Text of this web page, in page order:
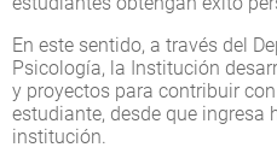
En este sentido, a través del
Psicología, la Institución
y proyectos para contribuir
estudiante, desde que ingresa
institución.